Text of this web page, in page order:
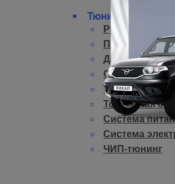
Тюнинг систем
Рулевое
Подвеска
Двигатель
Система
Трансмиссия
Тормозная
Система
Система
ЧИП-тюнинг